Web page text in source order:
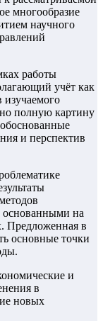
многообразие
научного
работы
учёт как
изучаемого
полную картину
и перспектив
основанными на
Предложенная в
основные точки
и
в
новых